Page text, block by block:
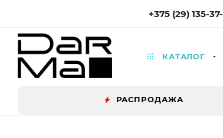
+375 (29) 135-
КАТАЛОГ
РАСПРОДАЖА